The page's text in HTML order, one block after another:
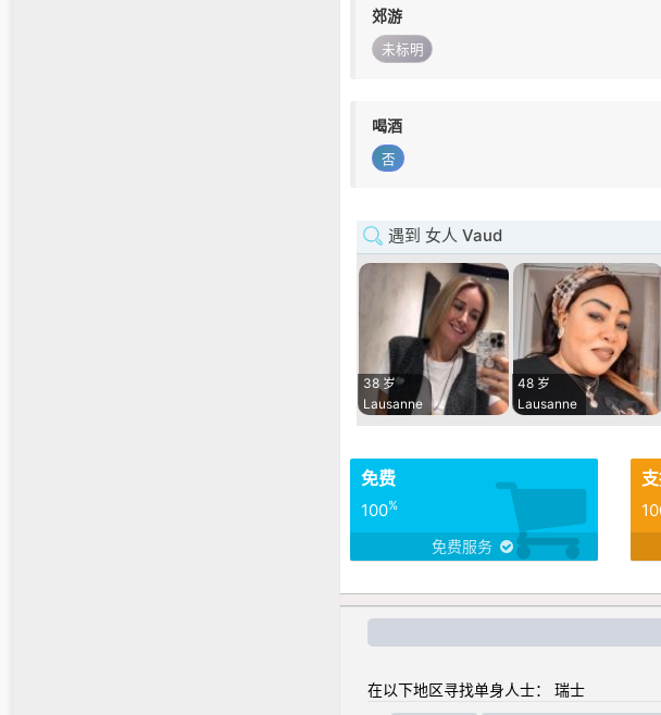
郊游
未标明
喝酒
否
遇到 女人 Vaud
38 岁
Lausanne
48 岁
Lausanne
免费
100%
免费服务
在以下地区寻找单身人士： 瑞士